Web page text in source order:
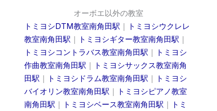
オーボエ以外の教室
トミヨシDTM教室南角田駅 ｜ トミヨシウクレレ
教室南角田駅 ｜ トミヨシギター教室南角田駅 ｜
トミヨシコントラバス教室南角田駅 ｜ トミヨシ
作曲教室南角田駅 ｜ トミヨシサックス教室南角
田駅 ｜ トミヨシドラム教室南角田駅 ｜ トミヨシ
バイオリン教室南角田駅 ｜ トミヨシピアノ教室
南角田駅 ｜ トミヨシベース教室南角田駅 ｜ トミ